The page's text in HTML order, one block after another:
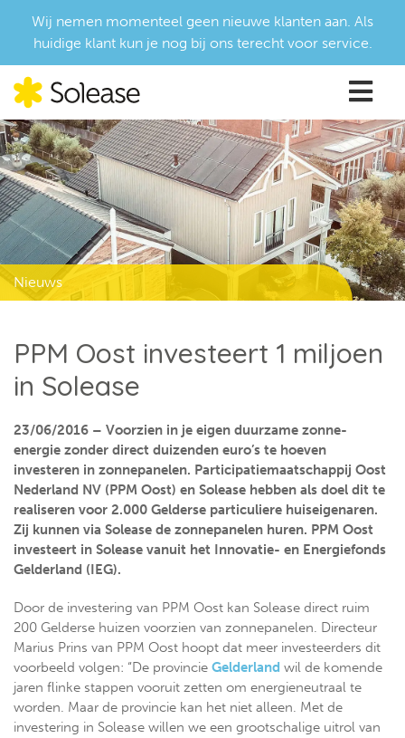
Wij nemen momenteel geen nieuwe klanten aan. Als
huidige klant kun je nog bij ons terecht voor service.
Nieuws
PPM Oost investeert 1 miljoen
in Solease
23/06/2016 – Voorzien in je eigen duurzame zonne-
energie zonder direct duizenden euro’s te hoeven
investeren in zonnepanelen. Participatiemaatschappij Oost
Nederland NV (PPM Oost) en Solease hebben als doel dit te
realiseren voor 2.000 Gelderse particuliere huiseigenaren.
Zij kunnen via Solease de zonnepanelen huren. PPM Oost
investeert in Solease vanuit het Innovatie- en Energiefonds
Gelderland (IEG).
Door de investering van PPM Oost kan Solease direct ruim
200 Gelderse huizen voorzien van zonnepanelen. Directeur
Marius Prins van PPM Oost hoopt dat meer investeerders dit
voorbeeld volgen: “De provincie Gelderland wil de komende
jaren flinke stappen vooruit zetten om energieneutraal te
worden. Maar de provincie kan het niet alleen. Met de
investering in Solease willen we een grootschalige uitrol van